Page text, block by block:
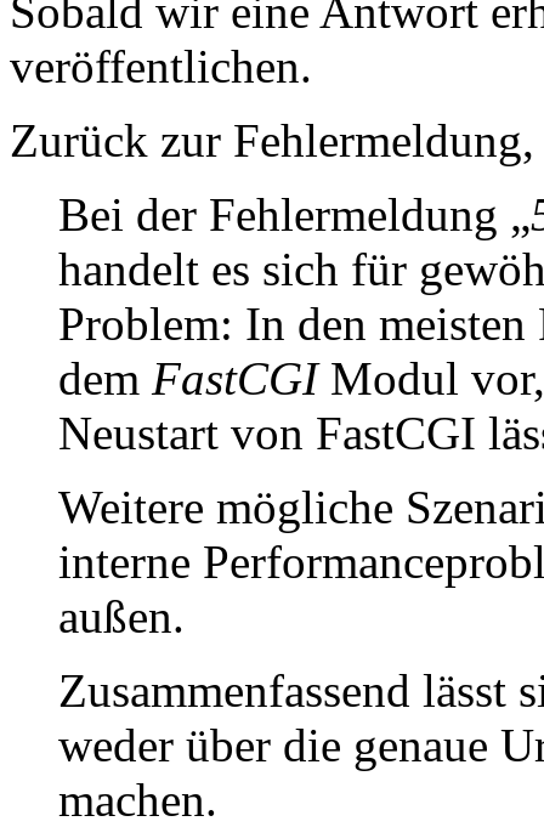
Sobald wir eine Antwort
veröffentlichen.
Zurück zur
Bei der Fehlermeldung „
handelt es sich für
Problem: In den
dem FastCGIModul vor,
Neustart von FastCGI
Weitere mögliche
interne
außen.
Zusammenfassend lässt
weder über die genaue
machen.